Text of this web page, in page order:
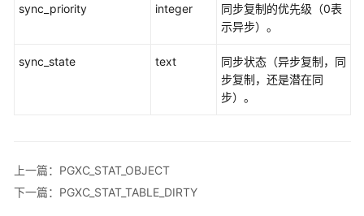
发
开
sync_priority integer
同步复制的优先级（0表
示异步）。
sync_state text
同步状态（异步复制，同
步复制，还是潜在同
步）。
上一篇：PGXC_STAT_OBJECT
下一篇：PGXC_STAT_TABLE_DIRTY